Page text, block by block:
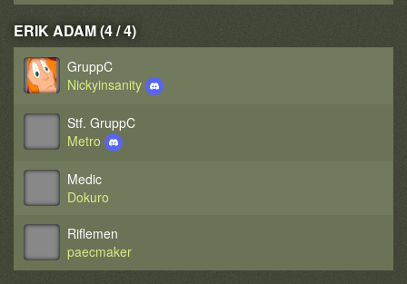
ERIK ADAM (4 / 4)
GruppC
Nickyinsanity
Stf. GruppC
Metro
Medic
Dokuro
Riflemen
paecmaker